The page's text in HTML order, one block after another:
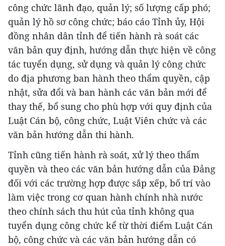
công chức lãnh đạo, quản lý; số lượng cấp phó;
quản lý hồ sơ công chức; báo cáo Tỉnh ủy, Hội
đồng nhân dân tỉnh để tiến hành rà soát các
văn bản quy định, hướng dẫn thực hiện về công
tác tuyển dụng, sử dụng và quản lý công chức
do địa phương ban hành theo thẩm quyền, cập
nhật, sửa đổi và ban hành các văn bản mới để
thay thế, bổ sung cho phù hợp với quy định của
Luật Cán bộ, công chức, Luật Viên chức và các
văn bản hướng dẫn thi hành.
Tỉnh cũng tiến hành rà soát, xử lý theo thẩm
quyền và theo các văn bản hướng dẫn của Đảng
đối với các trường hợp được sắp xếp, bố trí vào
làm việc trong cơ quan hành chính nhà nước
theo chính sách thu hút của tỉnh không qua
tuyển dụng công chức kể từ thời điểm Luật Cán
bộ, công chức và các văn bản hướng dẫn có